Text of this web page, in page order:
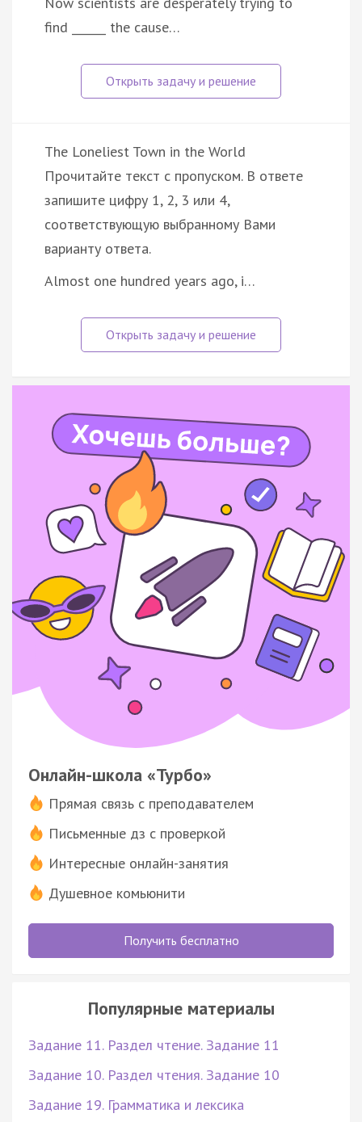
find ______ the cause…
The Loneliest Town in the World
Прочитайте текст с пропуском. В ответе
запишите цифру 1, 2, 3 или 4,
соответствующую выбранному Вами
варианту ответа.
Almost one hundred years ago, i…
Онлайн-школа «Турбо»
Прямая связь с преподавателем
Письменные дз с проверкой
Интересные онлайн-занятия
Душевное комьюнити
Получить бесплатно
Популярные материалы
Задание 11. Раздел чтение. Задание 11
Задание 10. Раздел чтения. Задание 10
Задание 19. Грамматика и лексика